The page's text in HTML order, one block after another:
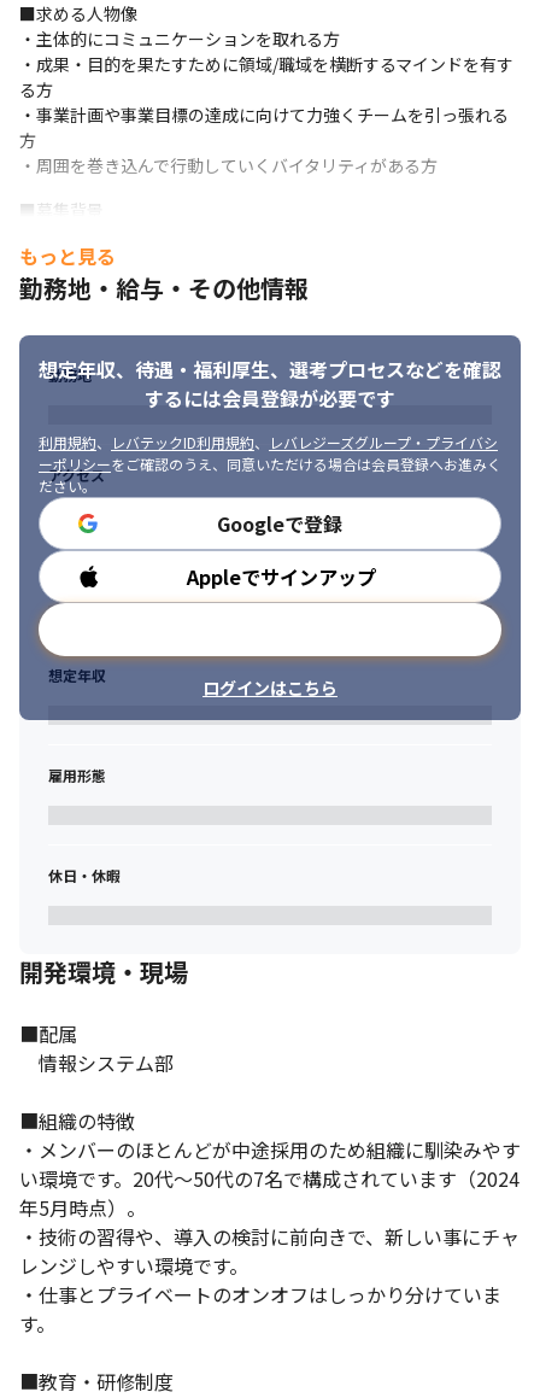
＜SAP導入プロジェクト業務＞
・プロジェクト管理
┗ プロジェクト事務局定例会への参加、WBS管理、方針検討
・課題検討、アドオン検討
┗ 各ワークショップへの参加、開発ベンダーや業務部門との調
整、課題・実装方法の検討、各種テスト
┗ 要件検討、開発ベンダーの管理、業務部門との調整
┗ 移行方針検討、要件検討、仕様書作成
┗ 開発ベンダーの管理、業務部門との調整
┗ SAP及び周辺システムの運用方針検討、設計書の作成
■求める人物像
・主体的にコミュニケーションを取れる方
・成果・目的を果たすために領域/職域を横断するマインドを有す
る方
・事業計画や事業目標の達成に向けて力強くチームを引っ張れる
方
・周囲を巻き込んで行動していくバイタリティがある方
■募集背景
組織体制の強化及び基幹システム刷新のけん引役として活躍して
いただける方を募集いたします。
もっと見る
勤務地・給与・その他情報
想定年収、待遇・福利厚生、 選考プロセスなどを確認
するには会員登録が必要です
利用規約、 レバテックID利用規約、
レバレジーズグループ・プライバシ
ーポリシーをご確認のうえ、同意いただける場合は会員登録へお進みく
ださい。
Googleで登録
Appleでサインアップ
ログインはこちら
勤務地
アクセス
勤務時間
想定年収
雇用形態
休日・休暇
開発環境・現場
■配属
情報システム部
■組織の特徴
・メンバーのほとんどが中途採用のため組織に馴染みやす
い環境です。20代～50代の7名で構成されています（2024
年5月時点）。
・技術の習得や、導入の検討に前向きで、新しい事にチャ
レンジしやすい環境です。
・仕事とプライベートのオンオフはしっかり分けていま
す。
■教育・研修制度